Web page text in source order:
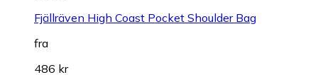
Fjällräven High Coast Pocket Shoulder Bag
fra
486 kr